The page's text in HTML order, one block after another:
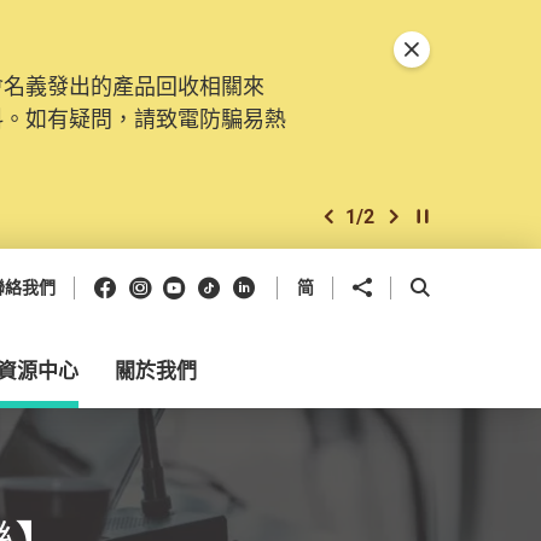
義發出的產品回收相關來
如有疑問，請致電防騙易熱
上一個
1/2 下一個開始/暫停幻燈
關閉特別通告
絡我們 Facebook
Instagram
Youtube
抖音領英 简 分享到 開啟搜尋框
源中心 關於我們